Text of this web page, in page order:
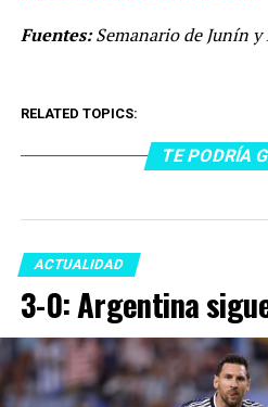
Fuentes:Semanario de Junín y
RELATED TOPICS:
TE PODRÍA
ACTUALIDAD
3-0: Argentina